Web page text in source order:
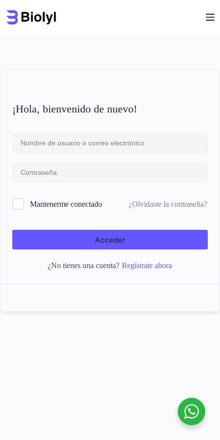
contenido
¡Hola, bienvenido de nuevo!
Mantenerme conectado ¿Olvidaste la contraseña?
Acceder
¿No tienes una cuenta? Regístrate ahora